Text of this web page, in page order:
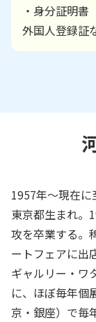
・身分証明書
外国人登録証
1957年～現在に
東京都生まれ。
攻を卒業する。
ートフェアに出
ギャルリー・ワ
に、ほぼ毎年個
京・銀座）で毎